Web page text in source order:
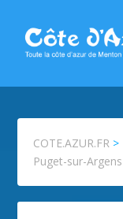
COTE.AZUR.FR >
Puget-sur-Argens